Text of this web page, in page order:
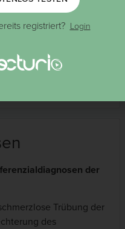
II mit Plus-Symptomatik
eingeschränkte
der
Trübung der
des
registriert? Login